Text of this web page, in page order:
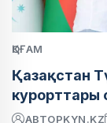
ҚОҒАМ
Қазақстан
курорттары
АВТОРKYN.KZ